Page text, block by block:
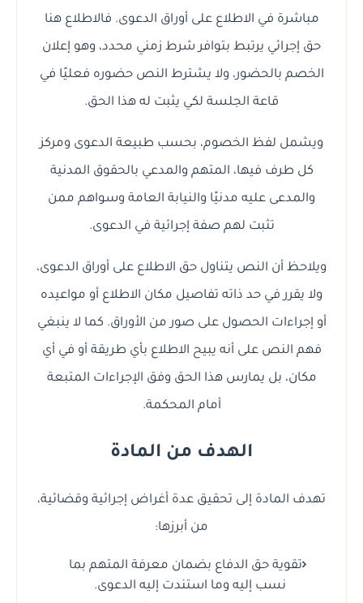
مباشرة في الاطلاع على أوراق الدعوى. فالاطلاع هنا
حق إجرائي يرتبط بتوافر شرط زمني محدد، وهو إعلان
الخصم بالحضور، ولا يشترط النص حضوره فعليًا في
قاعة الجلسة لكي يثبت له هذا الحق.
ويشمل لفظ الخصوم، بحسب طبيعة الدعوى ومركز
كل طرف فيها، المتهم والمدعي بالحقوق المدنية
والمدعى عليه مدنيًا والنيابة العامة وسواهم ممن
تثبت لهم صفة إجرائية في الدعوى.
ويلاحظ أن النص يتناول حق الاطلاع على أوراق الدعوى،
ولا يقرر في حد ذاته تفاصيل مكان الاطلاع أو مواعيده
أو إجراءات الحصول على صور من الأوراق. كما لا ينبغي
فهم النص على أنه يبيح الاطلاع بأي طريقة أو في أي
مكان، بل يمارس هذا الحق وفق الإجراءات المتبعة
أمام المحكمة.
الهدف من المادة
تهدف المادة إلى تحقيق عدة أغراض إجرائية وقضائية،
من أبرزها:
تقوية حق الدفاع بضمان معرفة المتهم بما
نسب إليه وما استندت إليه الدعوى.